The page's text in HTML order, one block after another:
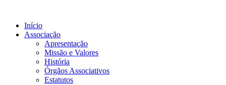
contentInício
Associação
Apresentação
Missão e Valores
História
Órgãos Associativos
Estatutos